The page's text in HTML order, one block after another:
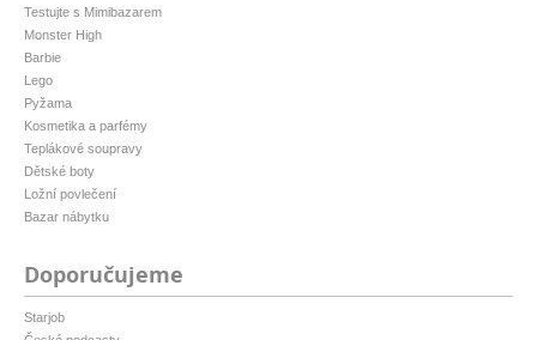
Testujte s Mimibazarem
Monster High
Barbie
Lego
Pyžama
Kosmetika a parfémy
Teplákové soupravy
Dětské boty
Ložní povlečení
Bazar nábytku
Doporučujeme
Starjob